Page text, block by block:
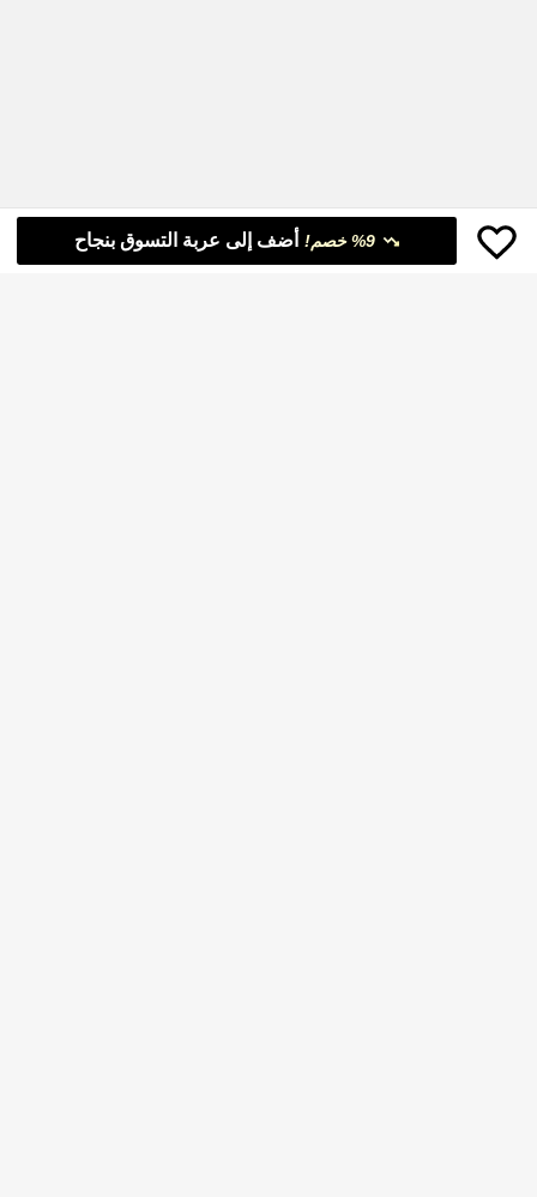
%9 خصم! أضف إلى عربة التسوق بنجاح